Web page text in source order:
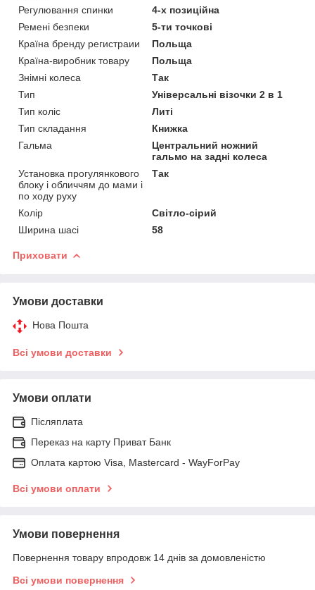
Регулювання спинки
4-х позиційна
Ремені безпеки
5-ти точкові
Країна бренду регистраии
Польща
Країна-виробник товару
Польща
Знімні колеса
Так
Тип
Універсальні візочки 2 в 1
Тип коліс
Литі
Тип складання
Книжка
Гальма
Центральний ножний
гальмо на задні колеса
Установка прогулянкового
блоку і обличчям до мами і
по ходу руху
Так
Колір
Світло-сірий
Ширина шасі
58
Приховати
Умови доставки
Нова Пошта
Всі умови доставки
Умови оплати
Післяплата
Переказ на карту Приват Банк
Оплата картою Visa, Mastercard - WayForPay
Всі умови оплати
Умови повернення
Повернення товару впродовж 14 днів за домовленістю
Всі умови повернення